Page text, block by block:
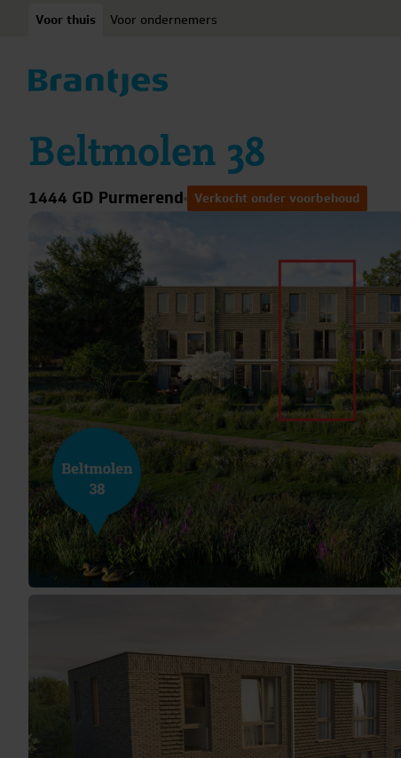
Ga naar content
Voor thuis Voor ondernemers
Beltmolen 38
1444 GD Purmerend Verkocht onder voorbehoud